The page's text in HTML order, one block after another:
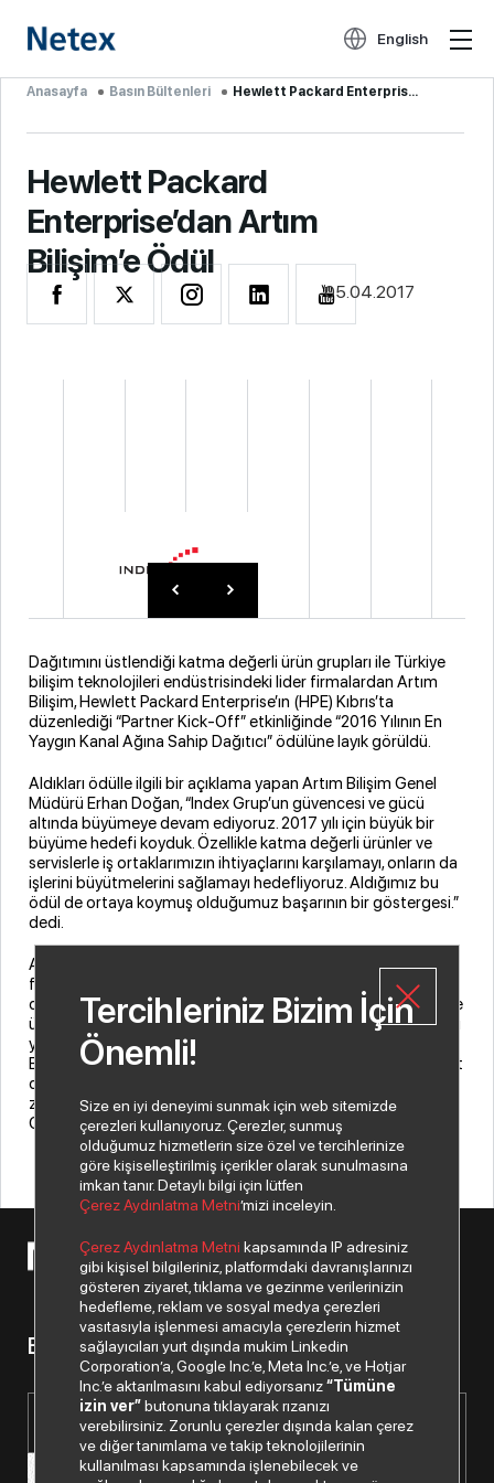
English
Anasayfa Basın Bültenleri Hewlett Packard Enterpris...
Hewlett Packard
Enterprise’dan Artım
Bilişim’e Ödül
05.04.2017
Dağıtımını üstlendiği katma değerli ürün grupları ile Türkiye
bilişim teknolojileri endüstrisindeki lider firmalardan Artım
Bilişim, Hewlett Packard Enterprise’ın (HPE) Kıbrıs’ta
düzenlediği “Partner Kick-Off” etkinliğinde “2016 Yılının En
Yaygın Kanal Ağına Sahip Dağıtıcı” ödülüne layık görüldü.
Aldıkları ödülle ilgili bir açıklama yapan Artım Bilişim Genel
Müdürü Erhan Doğan, “Index Grup’un güvencesi ve gücü
altında büyümeye devam ediyoruz. 2017 yılı için büyük bir
büyüme hedefi koyduk. Özellikle katma değerli ürünler ve
servislerle iş ortaklarımızın ihtiyaçlarını karşılamayı, onların da
işlerini büyütmelerini sağlamayı hedefliyoruz. Aldığımız bu
ödül de ortaya koymuş olduğumuz başarının bir göstergesi.”
dedi.
Artım Bilişim 2011 yılından itibaren Index Grup çatısı altında
faaliyetlerine devam ediyor. Grup, 2016 yılında teknoloji
dağıtım kulvarındaki öncülüğünü katma değerli çözümlere ve
ürünlere odaklanarak daha da sağlamlaştırmak amacı ile yeni
yapılanmaya gitmişti. Yeni yapılanma kapsamında, İndeks
Bilgisayar bünyesindeki tüm katma değerli ürün gruplarına ait
distribütörlük kontratları Artım Bilişim’e devredilirken aynı
zamanda katma değerli ürünlerin Artım Bilişim üzerinden
Orta Asya ülkelerine götürme kararı alınmıştı.
© 2026 Copyright Netex A.Ş. Tüm hakları saklıdır.
Bizden haberiniz olsun.
Tercihleriniz Bizim İçin
Önemli!
Size en iyi deneyimi sunmak için web sitemizde
çerezleri kullanıyoruz. Çerezler, sunmuş
olduğumuz hizmetlerin size özel ve tercihlerinize
göre kişiselleştirilmiş içerikler olarak sunulmasına
imkan tanır. Detaylı bilgi için lütfen
Çerez Aydınlatma Metni’mizi inceleyin.
Çerez Aydınlatma Metni kapsamında IP adresiniz
gibi kişisel bilgileriniz, platformdaki davranışlarınızı
gösteren ziyaret, tıklama ve gezinme verilerinizin
hedefleme, reklam ve sosyal medya çerezleri
vasıtasıyla işlenmesi amacıyla çerezlerin hizmet
sağlayıcıları yurt dışında mukim Linkedin
Corporation’a, Google Inc.’e, Meta Inc.’e, ve Hotjar
Inc.’e aktarılmasını kabul ediyorsanız“Tümüne
izin ver”butonuna tıklayarak rızanızı
verebilirsiniz. Zorunlu çerezler dışında kalan çerez
ve diğer tanımlama ve takip teknolojilerinin
kullanılması kapsamında işlenebilecek ve